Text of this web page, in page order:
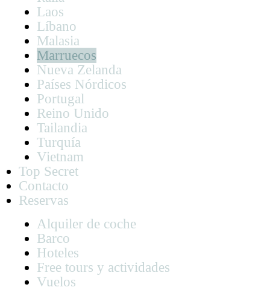
Laos
Líbano
Malasia
Marruecos
Nueva Zelanda
Países Nórdicos
Portugal
Reino Unido
Tailandia
Turquía
Vietnam
Top Secret
Contacto
Reservas
Alquiler de coche
Barco
Hoteles
Free tours y actividades
Vuelos